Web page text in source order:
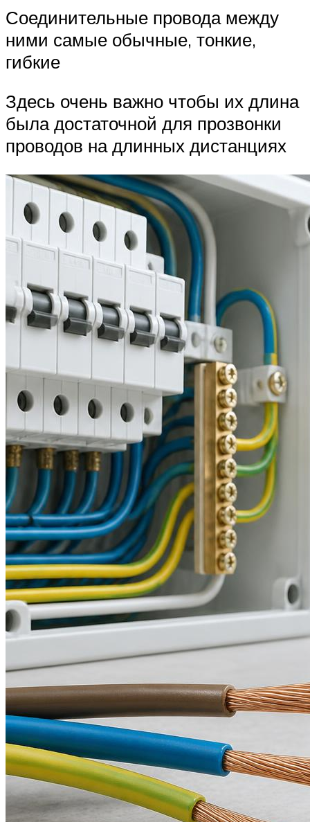
Соединительные провода между
ними самые обычные, тонкие,
гибкие
Здесь очень важно чтобы их длина
была достаточной для прозвонки
проводов на длинных дистанциях